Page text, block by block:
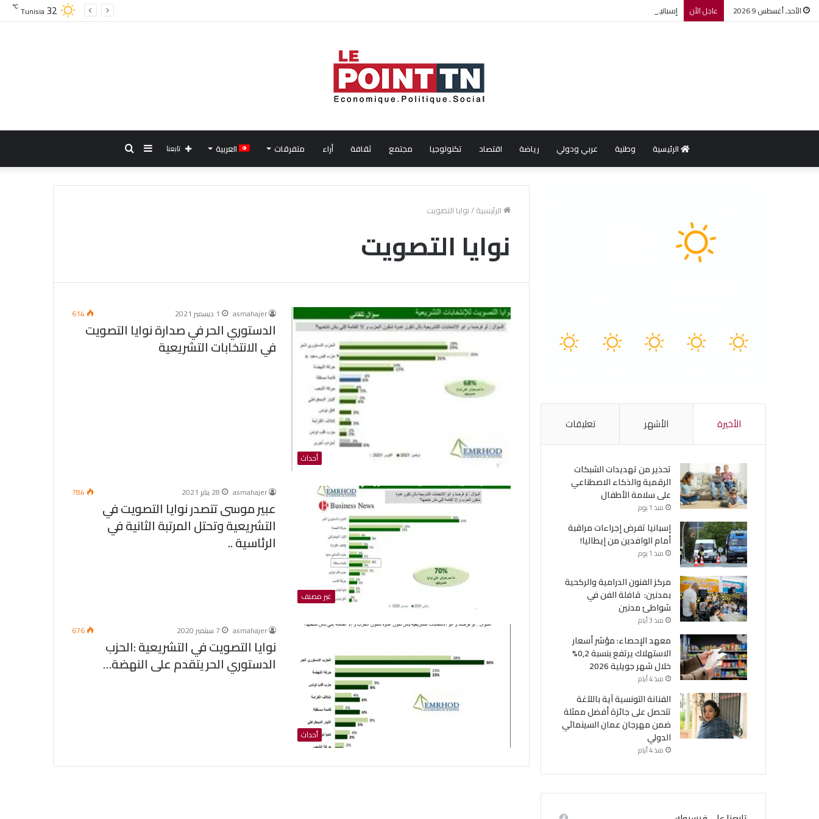
الأحد, أغسطس 9 2026 عاجل الأن إسبانيا تفرض إجراءات مراقبة أمام الوافدين من إيطاليا! Tunisia32
℃
الرئيسية وطنية عربي ودولي رياضة اقتصاد تكنولوجيا مجتمع ثقافة أراء متفرقات العربية
بحث
عن
إضافة
عمود
تابعنا
الرئيسية/نوايا التصويت
نوايا التصويت
أحداث
asmahajer 1 ديسمبر 2021 614
الدستوري الحر في صدارة نوايا التصويت
في الانتخابات التشريعية
غير مصنف
asmahajer 28 يناير 2021 784
عبير موسى تتصدر نوايا التصويت في
التشريعية وتحتل المرتبة الثانية في
الرئاسية ..
أحداث
asmahajer 7 سبتمبر 2020 676
نوايا التصويت في التشريعية :الحزب
الدستوري الحر يتقدم على النهضة…
الأخيرة الأشهر تعليقات
تحذير من تهديدات الشبكات
الرقمية والذكاء الاصطناعي
على سلامة الأطفال
منذ 1 يوم
إسبانيا تفرض إجراءات مراقبة
أمام الوافدين من إيطاليا!
منذ 1 يوم
مركز الفنون الدرامية والركحية
بمدنين: قافلة الفن في
شواطئ مدنين
منذ 3 أيام
معهد الإحصاء: مؤشر أسعار
الاستهلاك يرتفع بنسبة 0,2%
خلال شهر جويلية 2026
منذ 4 أيام
الفنانة التونسية آية باللآغة
تتحصل على جائزة أفضل ممثلة
ضمن مهرجان عمان السينمائي
الدولي
منذ 4 أيام